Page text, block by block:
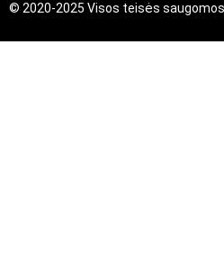
© 2020-2025 Visos teisės